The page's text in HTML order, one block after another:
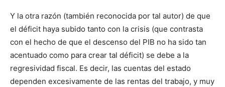
Y la otra razón (también reconocida por tal autor) de que
el déficit haya subido tanto con la crisis (que contrasta
con el hecho de que el descenso del PIB no ha sido tan
acentuado como para crear tal déficit) se debe a la
regresividad fiscal. Es decir, las cuentas del estado
dependen excesivamente de las rentas del trabajo, y muy